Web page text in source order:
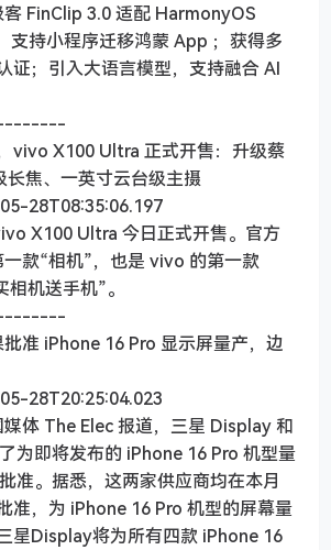
FinClip 3.0 适配 HarmonyOS
支持小程序迁移鸿蒙 App ；获得多
证；引入大语言模型，支持融合 AI
vivo X100 Ultra 正式开售：升级蔡
长焦、一英寸云台级主摄
28T08:35:06.197
X100 Ultra 今日正式开售。官方
款“相机”，也是 vivo 的第一款
机送手机”。
准 iPhone 16 Pro 显示屏量产，边
28T20:25:04.023
体 The Elec 报道，三星 Display 和
为即将发布的 iPhone 16 Pro 机型量
准。据悉，这两家供应商均在本月
准，为 iPhone 16 Pro 机型的屏幕量
星Display将为所有四款 iPhone 16